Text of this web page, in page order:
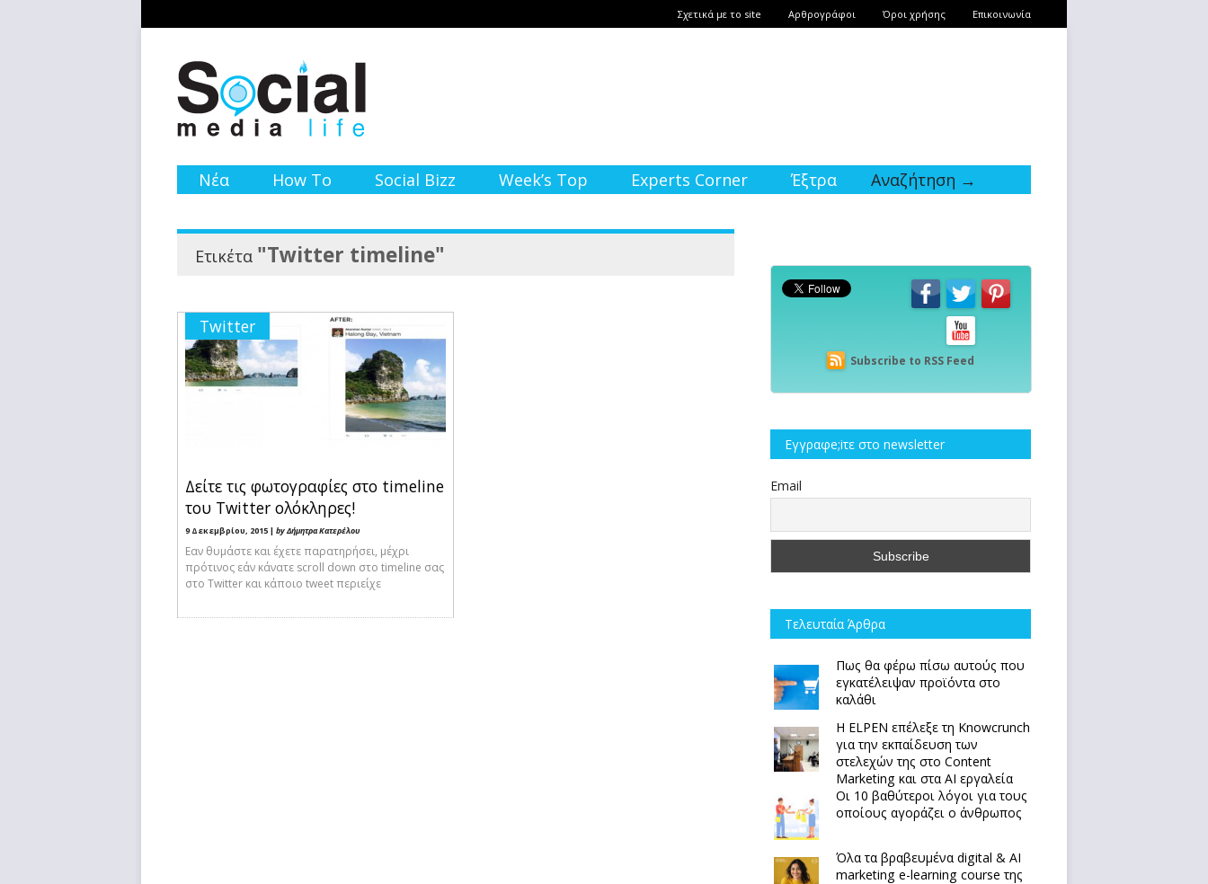
Σχετικά με το site Αρθρογράφοι Όροι χρήσης Επικοινωνία
Νέα How To Social Bizz Week’s Top Experts Corner Έξτρα Αναζήτηση →
Ετικέτα "Twitter timeline"
Twitter
Δείτε τις φωτογραφίες στο timeline
του Twitter ολόκληρες!
9 Δεκεμβρίου, 2015 | by Δήμητρα Κατερέλου
Εαν θυμάστε και έχετε παρατηρήσει, μέχρι
πρότινος εάν κάνατε scroll down στο timeline σας
στο Twitter και κάποιο tweet περιείχε
Subscribe to RSS Feed
Εγγραφe;iτε στο newsletter
Email
Τελευταία Άρθρα
Πως θα φέρω πίσω αυτούς που
εγκατέλειψαν προϊόντα στο
καλάθι
Η ELPEN επέλεξε τη Knowcrunch
για την εκπαίδευση των
στελεχών της στο Content
Marketing και στα AI εργαλεία
Οι 10 βαθύτεροι λόγοι για τους
οποίους αγοράζει ο άνθρωπος
Όλα τα βραβευμένα digital & AI
marketing e-learning course της